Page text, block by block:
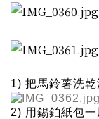
1) 把馬鈴薯洗乾
2) 用錫鉑紙包一